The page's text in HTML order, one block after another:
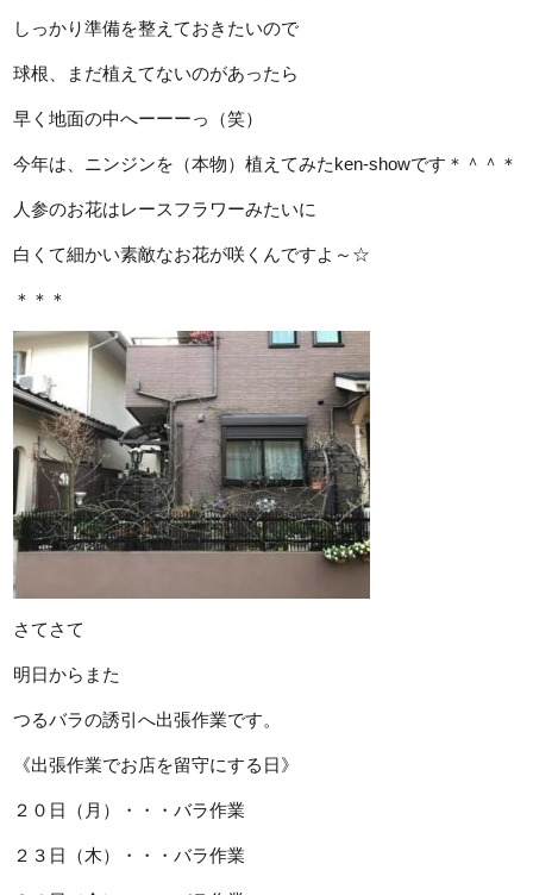
しっかり準備を整えておきたいので
球根、まだ植えてないのがあったら
早く地面の中へーーーっ（笑）
今年は、ニンジンを（本物）植えてみたken-showです＊＾＾＊
人参のお花はレースフラワーみたいに
白くて細かい素敵なお花が咲くんですよ～☆
＊＊＊
さてさて
明日からまた
つるバラの誘引へ出張作業です。
《出張作業でお店を留守にする日》
２０日（月）・・・バラ作業
２３日（木）・・・バラ作業